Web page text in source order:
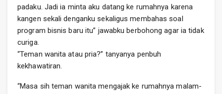
padaku. Jadi ia minta aku datang ke rumahnya karena
kangen sekali denganku sekaligus membahas soal
program bisnis baru itu” jawabku berbohong agar ia tidak
curiga.
“Teman wanita atau pria?” tanyanya penbuh
kekhawatiran.
“Masa sih teman wanita mengajak ke rumahnya malam-